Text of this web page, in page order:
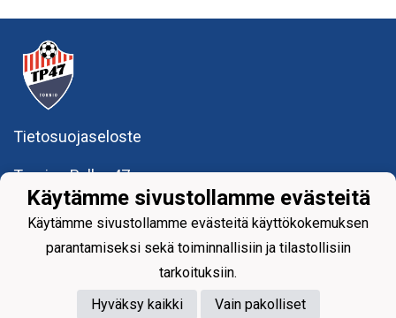
Tietosuojaseloste
Tornion Pallo -47 ry
Teollisuuskatu 8-10
95420 Tornio
+35840591 9275
office@tp47.com
Käytämme sivustollamme evästeitä
Käytämme sivustollamme evästeitä käyttökokemuksen
parantamiseksi sekä toiminnallisiin ja tilastollisiin
tarkoituksiin.
Hyväksy kaikki
Vain pakolliset